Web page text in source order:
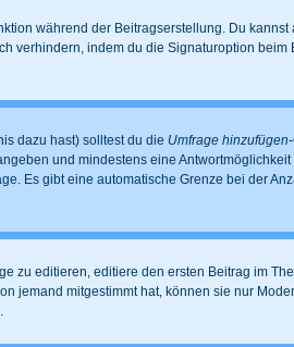
während der Beitragserstellung. Du kannst
verhindern, indem du die Signaturoption beim
dazu hast) solltest du die Umfrage hinzufügen
und mindestens eine Antwortmöglichkeit
Es gibt eine automatische Grenze bei der
zu editieren, editiere den ersten Beitrag im
jemand mitgestimmt hat, können sie nur